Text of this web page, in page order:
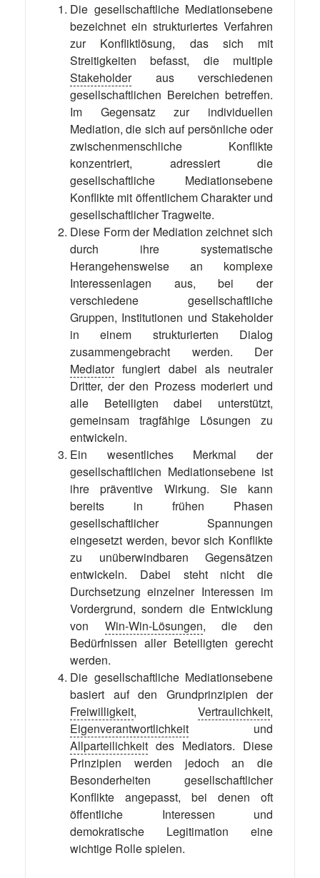
Die gesellschaftliche Mediationsebene
bezeichnet ein strukturiertes Verfahren
zur Konfliktlösung, das sich mit
Streitigkeiten befasst, die multiple
Stakeholderaus verschiedenen
gesellschaftlichen Bereichen betreffen.
Im Gegensatz zur individuellen
Mediation, die sich auf persönliche oder
zwischenmenschliche Konflikte
konzentriert, adressiert die
gesellschaftliche Mediationsebene
Konflikte mit öffentlichem Charakter und
gesellschaftlicher Tragweite.
Diese Form der Mediation zeichnet sich
durch ihre systematische
Herangehensweise an komplexe
Interessenlagen aus, bei der
verschiedene gesellschaftliche
Gruppen, Institutionen und Stakeholder
in einem strukturierten Dialog
zusammengebracht werden. Der
Mediatorfungiert dabei als neutraler
Dritter, der den Prozess moderiert und
alle Beteiligten dabei unterstützt,
gemeinsam tragfähige Lösungen zu
entwickeln.
Ein wesentliches Merkmal der
gesellschaftlichen Mediationsebene ist
ihre präventive Wirkung. Sie kann
bereits in frühen Phasen
gesellschaftlicher Spannungen
eingesetzt werden, bevor sich Konflikte
zu unüberwindbaren Gegensätzen
entwickeln. Dabei steht nicht die
Durchsetzung einzelner Interessen im
Vordergrund, sondern die Entwicklung
von Win-Win-Lösungen, die den
Bedürfnissen aller Beteiligten gerecht
werden.
Die gesellschaftliche Mediationsebene
basiert auf den Grundprinzipien der
Freiwilligkeit, Vertraulichkeit,
Eigenverantwortlichkeit und
Allparteilichkeit des Mediators. Diese
Prinzipien werden jedoch an die
Besonderheiten gesellschaftlicher
Konflikte angepasst, bei denen oft
öffentliche Interessen und
demokratische Legitimation eine
wichtige Rolle spielen.